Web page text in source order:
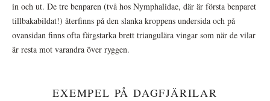
in och ut. De tre benparen (två hos Nymphalidae, där är första benparet
tillbakabildat!) återfinns på den slanka kroppens undersida och på
ovansidan finns ofta färgstarka brett triangulära vingar som när de vilar
är resta mot varandra över ryggen.
EXEMPEL PÅ DAGFJÄRILAR